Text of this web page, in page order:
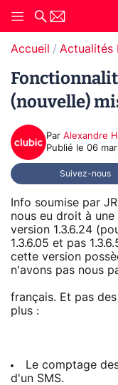
Accueil Actualités
(nouvelle)
Par Alexandre
Publié le 06
Suivez-nous
Info soumise par
nous eu droit à
version 1.3.6.24
1.3.6.05 et pas
cette version
n'avons pas nous
français. Et pas
plus :
Le comptage
d'un SMS.